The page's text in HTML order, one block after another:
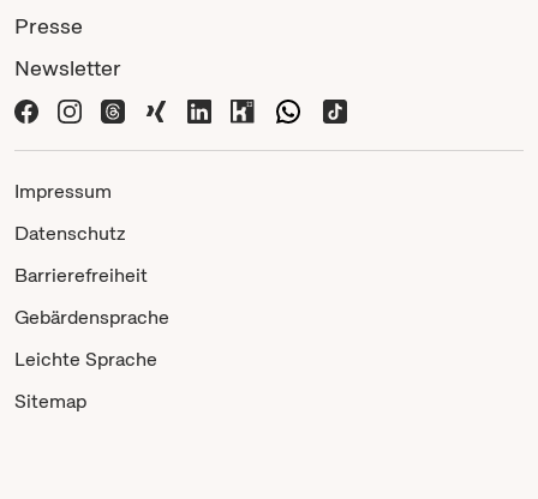
Presse
Newsletter
Impressum
Datenschutz
Barrierefreiheit
Gebärdensprache
Leichte Sprache
Sitemap